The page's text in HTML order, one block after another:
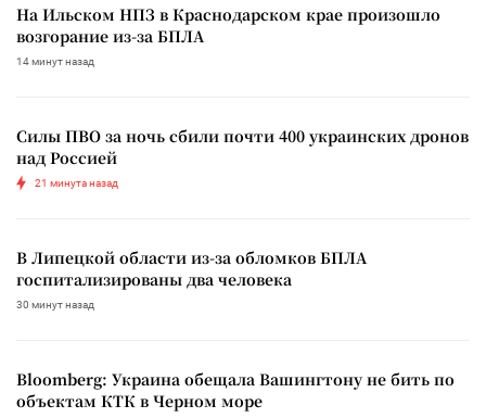
На Ильском НПЗ в Краснодарском крае произошло
возгорание из-за БПЛА
14 минут назад
Силы ПВО за ночь сбили почти 400 украинских дронов
над Россией
21 минута назад
В Липецкой области из-за обломков БПЛА
госпитализированы два человека
30 минут назад
Bloomberg: Украина обещала Вашингтону не бить по
объектам КТК в Черном море